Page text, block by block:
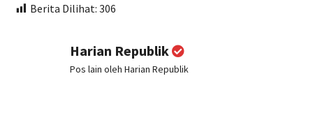
Berita Dilihat: 306
Harian Republik
Pos lain oleh Harian Republik